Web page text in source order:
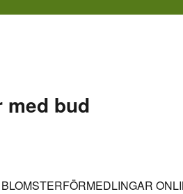
bud
BLOMSTERFÖRMEDLINGAR